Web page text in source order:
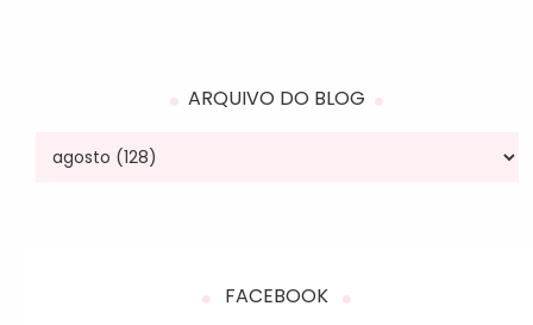
ARQUIVO DO BLOG
FACEBOOK